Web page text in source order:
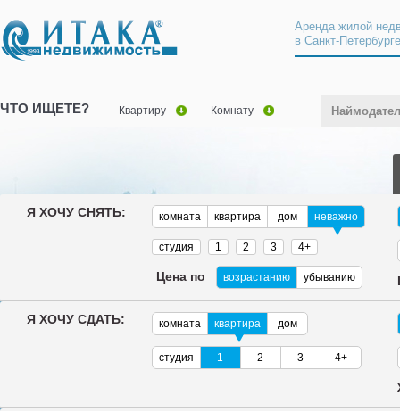
Аренда жилой
в Санкт-
ЧТО ИЩЕТЕ? Квартиру Комнату
Я ХОЧУ СНЯТЬ: комната квартира дом неважно
студия 1 2 3 4+
Цена по возрастанию убыванию
Я ХОЧУ СДАТЬ: комната квартира дом
студия 1 2 3 4+